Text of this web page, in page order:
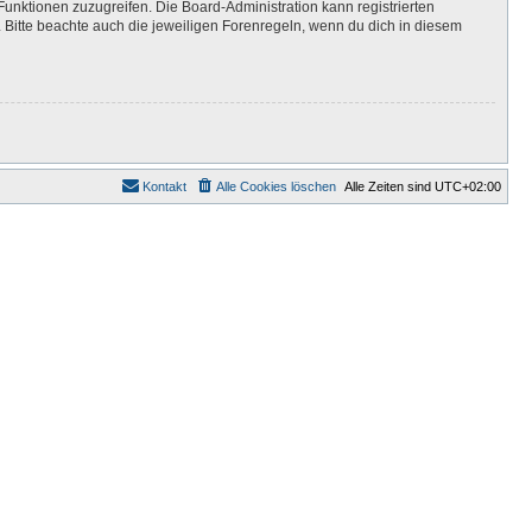
zuzugreifen. Die Board-Administration kann registrierten
beachte auch die jeweiligen Forenregeln, wenn du dich in diesem
Alle Zeiten sind UTC+02:00
Alle Cookies löschen
Kontakt